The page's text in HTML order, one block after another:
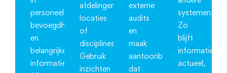
personeelsgegevens,
bevoegdheden
en
belangrijke
informatie.
afdelingen,
locaties
of
disciplines.
Gebruik
inzichten
externe
audits
en
maak
aantoonbaar
dat
systemen.
Zo
blijft
informatie
actueel,